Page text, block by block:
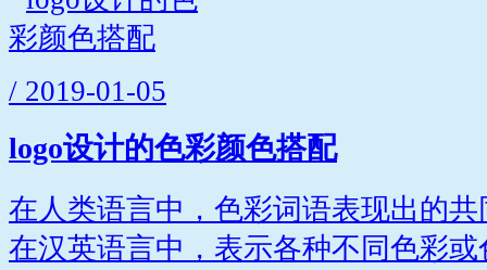
/ 2019-01-05
logo设计的色彩颜色搭配
在人类语言中，色彩词语表现出的
在汉英语言中，表示各种不同色彩